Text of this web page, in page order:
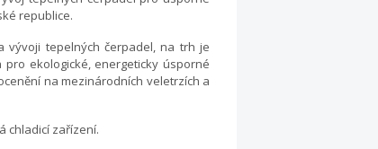
republice.
vývoji tepelných čerpadel, na trh je
ekologické, energeticky úsporné
na mezinárodních veletrzích a
chladicí zařízení.